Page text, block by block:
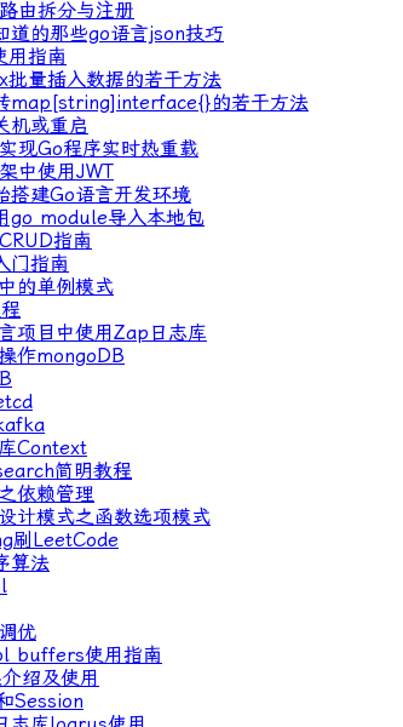
由拆分与注册
道的那些go语言json技巧
用指南
批量插入数据的若干方法
map[string]interface{}的若干方法
机或重启
现Go程序实时热重载
中使用JWT
搭建Go语言开发环境
go module导入本地包
指南
门指南
的单例模式
项目中使用Zap日志库
作mongoDB
Context
简明教程
依赖管理
计模式之函数选项模式
刷LeetCode
算法
优
buffers使用指南
绍及使用
Session